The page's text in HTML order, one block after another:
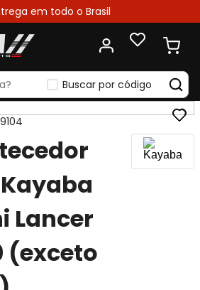
em todo o Brasil
Buscar por código
Lancer
(exceto